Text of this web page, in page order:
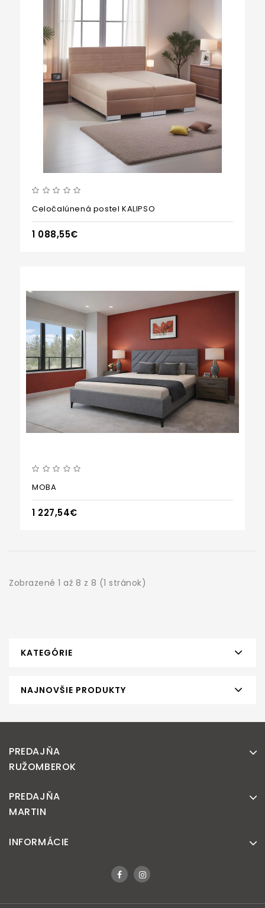
Celočalúnená postel KALIPSO
1 088,55€
MOBA
1 227,54€
Zobrazené 1 až 8 z 8 (1 stránok)
KATEGÓRIE
NAJNOVŠIE PRODUKTY
PREDAJŇA
RUŽOMBEROK
PREDAJŇA
MARTIN
INFORMÁCIE